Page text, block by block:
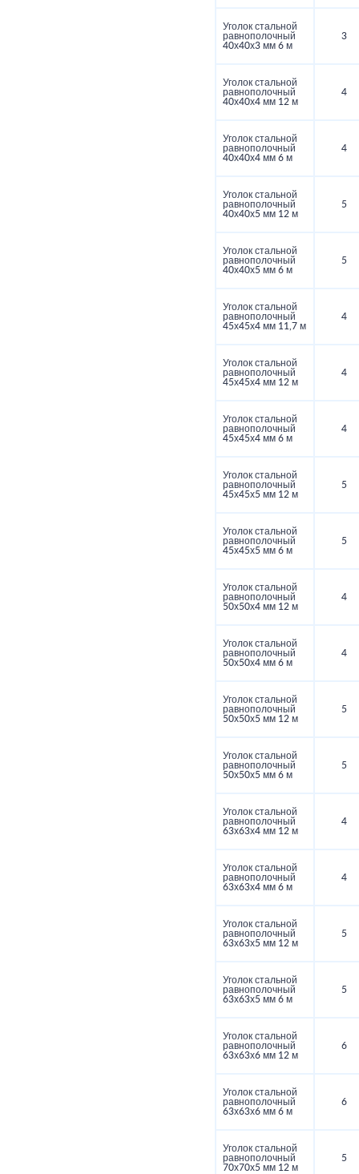
Уголок стальной
равнополочный
40х40х3 мм 6 м
3
Уголок стальной
равнополочный
40х40х4 мм 12 м
4
Уголок стальной
равнополочный
40х40х4 мм 6 м
4
Уголок стальной
равнополочный
40х40х5 мм 12 м
5
Уголок стальной
равнополочный
40х40х5 мм 6 м
5
Уголок стальной
равнополочный
45х45х4 мм 11,7 м
4
Уголок стальной
равнополочный
45х45х4 мм 12 м
4
Уголок стальной
равнополочный
45х45х4 мм 6 м
4
Уголок стальной
равнополочный
45х45х5 мм 12 м
5
Уголок стальной
равнополочный
45х45х5 мм 6 м
5
Уголок стальной
равнополочный
50х50х4 мм 12 м
4
Уголок стальной
равнополочный
50х50х4 мм 6 м
4
Уголок стальной
равнополочный
50х50х5 мм 12 м
5
Уголок стальной
равнополочный
50х50х5 мм 6 м
5
Уголок стальной
равнополочный
63х63х4 мм 12 м
4
Уголок стальной
равнополочный
63х63х4 мм 6 м
4
Уголок стальной
равнополочный
63х63х5 мм 12 м
5
Уголок стальной
равнополочный
63х63х5 мм 6 м
5
Уголок стальной
равнополочный
63х63х6 мм 12 м
6
Уголок стальной
равнополочный
63х63х6 мм 6 м
6
Уголок стальной
равнополочный
70х70х5 мм 12 м
5